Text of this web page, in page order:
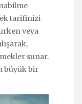
tarifinizi
veya
sunar.
büyük bir